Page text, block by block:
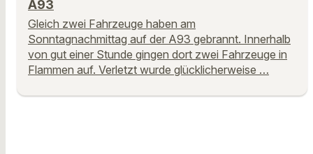
A93
Gleich zwei Fahrzeuge haben am
Sonntagnachmittag auf der A93 gebrannt. Innerhalb
von gut einer Stunde gingen dort zwei Fahrzeuge in
Flammen auf. Verletzt wurde glücklicherweise …